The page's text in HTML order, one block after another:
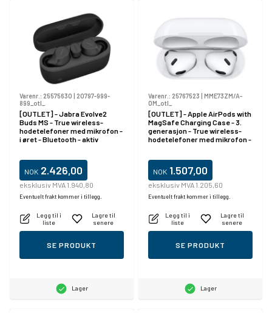
Varenr.: 25575630
20797-999-
899_otl_
[OUTLET] - Jabra Evolve2
Buds MS - True wireless-
hodetelefoner med mikrofon -
i øret - Bluetooth - aktiv
Certified for Microsoft Teams
NOK 2.426,00
eksklusiv MVA 1.940,80
Eventuelt frakt kommer i tillegg.
Legg til i
liste
Lagre til
senere
SE PRODUKT
Lager
Varenr.: 25767523
MME73ZM/A-
OM_otl_
[OUTLET] - Apple AirPods with
MagSafe Charging Case - 3.
generasjon - True wireless-
hodetelefoner med mikrofon -
NOK 1.507,00
eksklusiv MVA 1.205,60
Eventuelt frakt kommer i tillegg.
Legg til i
liste
Lagre til
senere
SE PRODUKT
Lager